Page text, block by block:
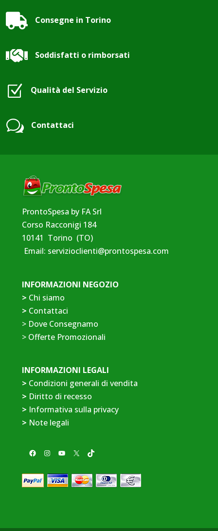
 Consegne in Torino
 Soddisfatti o rimborsati
Z Qualità del Servizio
w Contattaci
ProntoSpesa by FA Srl
Corso Racconigi 184
10141 Torino (TO)
Email: servizioclienti@prontospesa.com
INFORMAZIONI NEGOZIO
> Chi siamo
> Contattaci
> Dove Consegnamo
>Offerte Promozionali
INFORMAZIONI LEGALI
> Condizioni generali di vendita
> Diritto di recesso
> Informativa sulla privacy
> Note legali
Facebook
Instagram
YouTube
X TikTok